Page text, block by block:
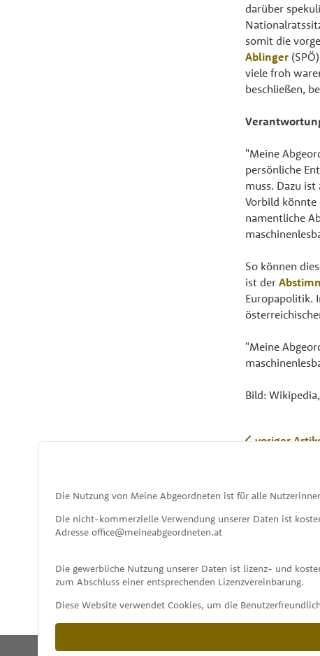
darüber
somit die
Ablinger
viele froh
beschließen,
"Meine
persönliche
muss. Dazu
Vorbild könnte
namentliche
So können
ist der
Europapolitik.
"Meine
Bild:
voriger
Die Nutzung von Meine Abgeordneten ist für alle
Die nicht-kommerzielle Verwendung unserer Daten ist
Adresse office@meineabgeordneten.at
Die gewerbliche Nutzung unserer Daten ist lizenz- und
zum Abschluss einer entsprechenden Lizenzvereinbarung.
Diese Website verwendet Cookies, um die